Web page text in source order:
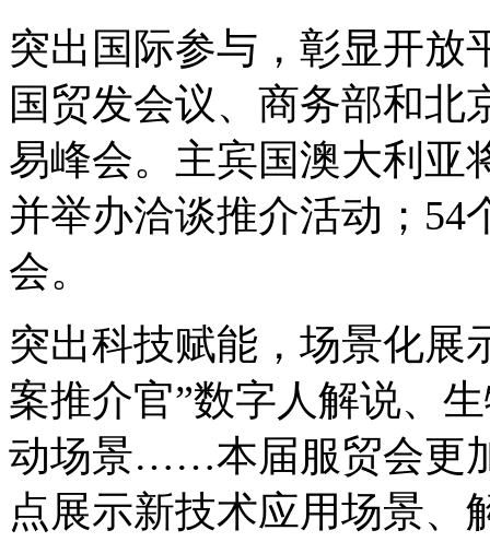
突出国际参与，彰显开放
国贸发会议、商务部和北
易峰会。主宾国澳大利亚
并举办洽谈推介活动；54
会。
突出科技赋能，场景化展
案推介官”数字人解说、
动场景……本届服贸会更
点展示新技术应用场景、